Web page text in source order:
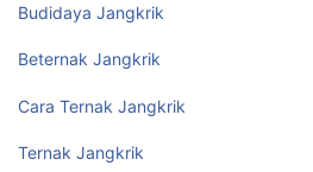
Budidaya Jangkrik
Beternak Jangkrik
Cara Ternak Jangkrik
Ternak Jangkrik